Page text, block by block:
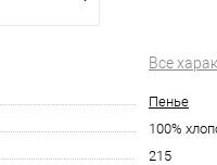
Все
Пенье
100%
215